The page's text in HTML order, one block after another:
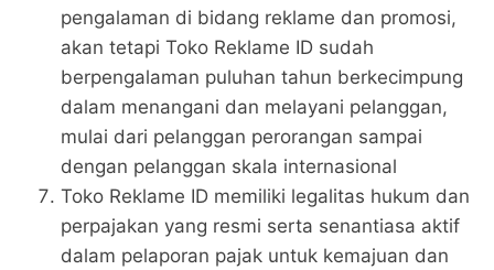
pengalaman di bidang reklame dan promosi,
akan tetapi Toko Reklame ID sudah
berpengalaman puluhan tahun berkecimpung
dalam menangani dan melayani pelanggan,
mulai dari pelanggan perorangan sampai
dengan pelanggan skala internasional
Toko Reklame ID memiliki legalitas hukum dan
perpajakan yang resmi serta senantiasa aktif
dalam pelaporan pajak untuk kemajuan dan